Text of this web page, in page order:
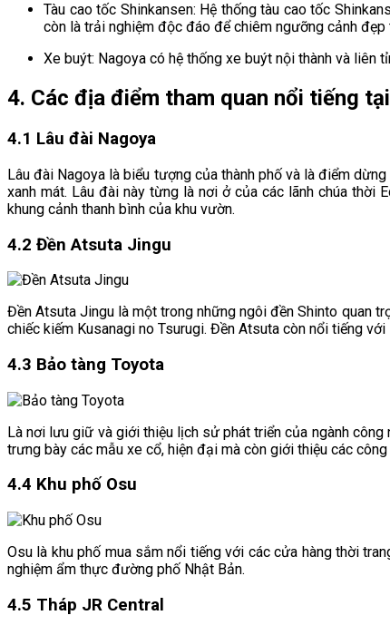
Tàu cao tốc Shinkansen: Hệ thống tàu cao tốc
còn là trải nghiệm độc đáo để chiêm ngưỡng cảnh
Xe buýt: Nagoya có hệ thống xe buýt nội thành và liên
4. Các địa điểm tham quan nổi tiếng
4.1 Lâu đài Nagoya
Lâu đài Nagoya là biểu tượng của thành phố và là điểm
xanh mát. Lâu đài này từng là nơi ở của các lãnh chúa
khung cảnh thanh bình của khu vườn.
4.2 Đền Atsuta Jingu
Đền Atsuta Jingu là một trong những ngôi đền Shinto quan
chiếc kiếm Kusanagi no Tsurugi. Đền Atsuta còn nổi tiếng
4.3 Bảo tàng Toyota
Là nơi lưu giữ và giới thiệu lịch sử phát triển của ngành
trưng bày các mẫu xe cổ, hiện đại mà còn giới thiệu các
4.4 Khu phố Osu
Osu là khu phố mua sắm nổi tiếng với các cửa hàng thời
nghiệm ẩm thực đường phố Nhật Bản.
4.5 Tháp JR Central